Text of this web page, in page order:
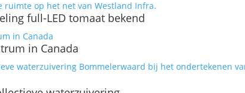
full-LED tomaat bekend
in Canada